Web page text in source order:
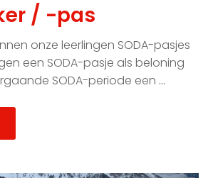
/ -pas
onze leerlingen SODA-pasjes
een SODA-pasje als beloning
SODA-periode een …